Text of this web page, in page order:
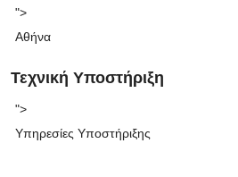
">
Αθήνα
Τεχνική Υποστήριξη
">
Υπηρεσίες Υποστήριξης